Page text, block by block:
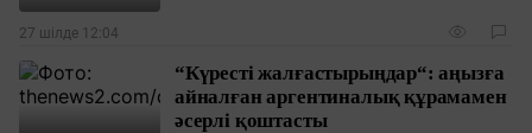
27 шілде 12:04
“Күресті жалғастырыңдар“: аңызға
айналған аргентиналық құрамамен
әсерлі қоштасты